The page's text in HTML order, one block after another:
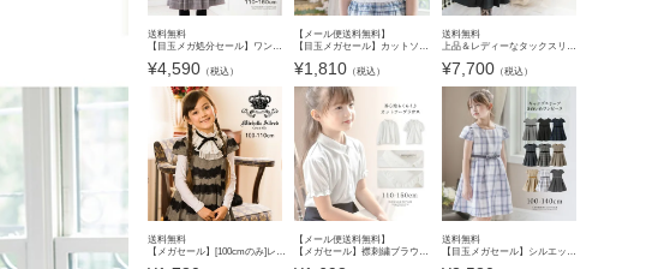
送料無料
【目玉メガ処分セール】ワンピース 入学式 女の子 チェック柄 清楚な白襟ワンピース 白襟 半袖 卒業式 ワンピース セレモニー 小学校 フォーマル キッズ キャサリンコテージ TAK
¥4,590（税込）
【メール便送料無料】
【目玉メガセール】カットソーブラウス 長袖 半袖 入学式 卒業式 子供服 小学生 発表会 制服 フォーマル 白襟 スタンドカラー キャサリンコテージ YUP12《メール便優先商品》
¥1,810 （税込）
送料無料
上品＆レディーなタックスリーブワンピース 女の子 フォーマル きちんとワンピース キャサリンコテージ TAK
¥7,700（税込）
送料無料
【メガセール】[100cmのみ]レースフロッキーフォーマルワンピース レースたっぷり付け襟つき キッズフォーマル 黒 グレー 女の子 子供ドレス TAK キャサリンコテージ [在庫限り]
【メール便送料無料】
【メガセール】襟刺繍ブラウス 女の子 同色リボン・刺繍・フリルのついたプチおしゃれなブラウス 入学式 卒業式 子供服 伸縮性ありカットソー ブラウス 小学生 発表会 制服 丸襟 フォーマル
送料無料
【目玉メガセール】シルエットが美しいキャップスリーブのきれいめワンピース ジャンスカ 女の子 ワンピース 入学式 卒園式 卒業式 黒 チェック 子供服 入園式 卒服 フォーマル TAK キッズ 小学校 キャ